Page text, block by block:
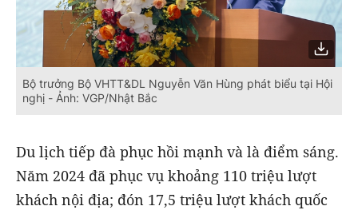
Bộ trưởng Bộ VHTT&DL Nguyễn Văn Hùng phát biểu tại Hội
nghị - Ảnh: VGP/Nhật Bắc
Du lịch tiếp đà phục hồi mạnh và là điểm sáng.
Năm 2024 đã phục vụ khoảng 110 triệu lượt
khách nội địa; đón 17,5 triệu lượt khách quốc